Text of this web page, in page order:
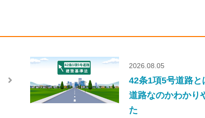
2026.08.05
42条1項5号道路と
道路なのかわかり
た